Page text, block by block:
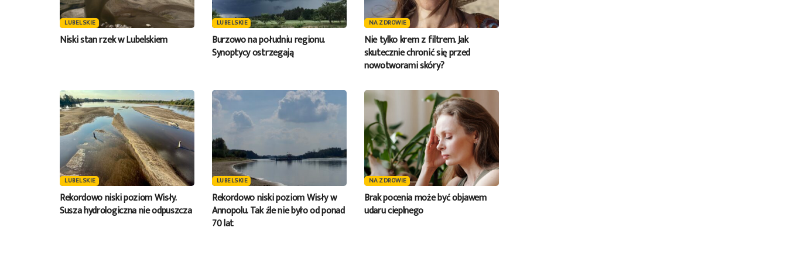
LUBELSKIE
Niski stan rzek w Lubelskiem
LUBELSKIE
Burzowo na południu regionu.
Synoptycy ostrzegają
NA ZDROWIE
Nie tylko krem z filtrem. Jak
skutecznie chronić się przed
nowotworami skóry?
LUBELSKIE
Rekordowo niski poziom Wisły.
Susza hydrologiczna nie odpuszcza
LUBELSKIE
Rekordowo niski poziom Wisły w
Annopolu. Tak źle nie było od ponad
70 lat
NA ZDROWIE
Brak pocenia może być objawem
udaru cieplnego